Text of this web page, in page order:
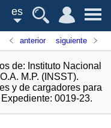
es
anterior siguiente
de: Instituto Nacional
M.P. (INSST).
y de cargadores para
0019-23.